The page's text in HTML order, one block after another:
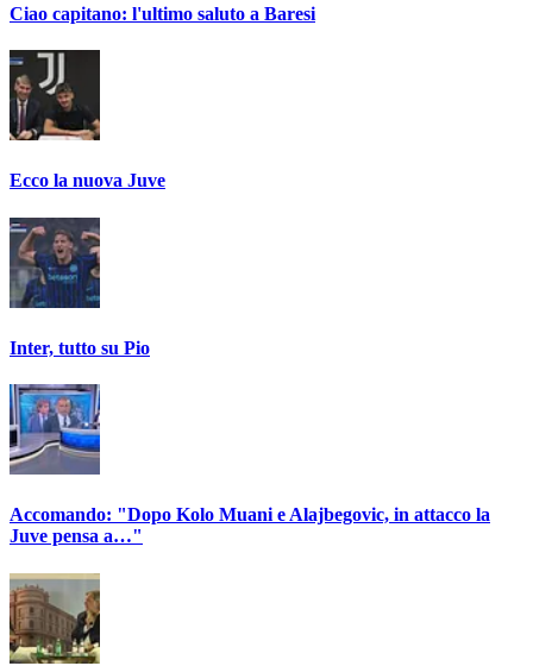
Ciao capitano: l'ultimo saluto a Baresi
Ecco la nuova Juve
Inter, tutto su Pio
Accomando: "Dopo Kolo Muani e Alajbegovic, in attacco la
Juve pensa a…"